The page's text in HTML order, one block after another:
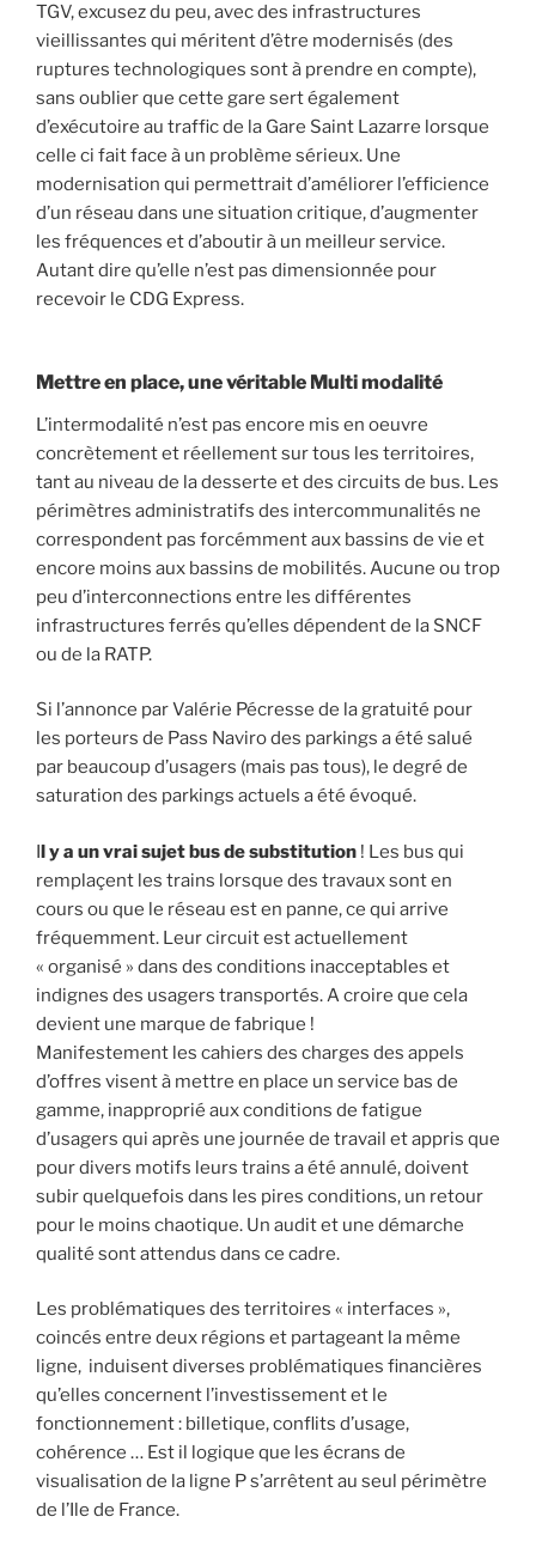
TGV, excusez du peu, avec des infrastructures
vieillissantes qui méritent d’être modernisés (des
ruptures technologiques sont à prendre en compte),
sans oublier que cette gare sert également
d’exécutoire au traffic de la Gare Saint Lazarre lorsque
celle ci fait face à un problème sérieux. Une
modernisation qui permettrait d’améliorer l’efficience
d’un réseau dans une situation critique, d’augmenter
les fréquences et d’aboutir à un meilleur service.
Autant dire qu’elle n’est pas dimensionnée pour
recevoir le CDG Express.
Mettre en place, une véritable Multi modalité
L’intermodalité n’est pas encore mis en oeuvre
concrètement et réellement sur tous les territoires,
tant au niveau de la desserte et des circuits de bus. Les
périmètres administratifs des intercommunalités ne
correspondent pas forcémment aux bassins de vie et
encore moins aux bassins de mobilités. Aucune ou trop
peu d’interconnections entre les différentes
infrastructures ferrés qu’elles dépendent de la SNCF
ou de la RATP.
Si l’annonce par Valérie Pécresse de la gratuité pour
les porteurs de Pass Naviro des parkings a été salué
par beaucoup d’usagers (mais pas tous), le degré de
saturation des parkings actuels a été évoqué.
Il y a un vrai sujet bus de substitution ! Les bus qui
remplaçent les trains lorsque des travaux sont en
cours ou que le réseau est en panne, ce qui arrive
fréquemment. Leur circuit est actuellement
« organisé » dans des conditions inacceptables et
indignes des usagers transportés. A croire que cela
devient une marque de fabrique !
Manifestement les cahiers des charges des appels
d’offres visent à mettre en place un service bas de
gamme, inapproprié aux conditions de fatigue
d’usagers qui après une journée de travail et appris que
pour divers motifs leurs trains a été annulé, doivent
subir quelquefois dans les pires conditions, un retour
pour le moins chaotique. Un audit et une démarche
qualité sont attendus dans ce cadre.
Les problématiques des territoires « interfaces »,
coincés entre deux régions et partageant la même
ligne, induisent diverses problématiques financières
qu’elles concernent l’investissement et le
fonctionnement : billetique, conflits d’usage,
cohérence … Est il logique que les écrans de
visualisation de la ligne P s’arrêtent au seul périmètre
de l’Ile de France.